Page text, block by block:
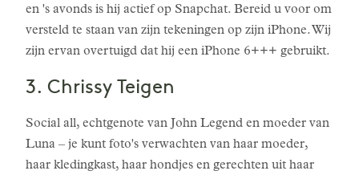
en 's avonds is hij actief op Snapchat. Bereid u voor om
versteld te staan van zijn tekeningen op zijn iPhone. Wij
zijn ervan overtuigd dat hij een iPhone 6+++ gebruikt.
3. Chrissy Teigen
Social all, echtgenote van John Legend en moeder van
Luna – je kunt foto's verwachten van haar moeder,
haar kledingkast, haar hondjes en gerechten uit haar